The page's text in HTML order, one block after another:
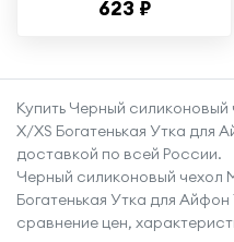
iPhone 14 Pro /
смартфона Эпл
Айфон 14 Про с
защитой углов /
Прозрачный
623 ₽
Купить Черный
X/XS Богатенькая Утка для
доставкой по всей России.
Черный силиконовый чехол
Богатенькая Утка для
сравнение цен,